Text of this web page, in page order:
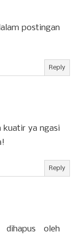
postingan
Reply
kuatir ya ngasi
Reply
oleh